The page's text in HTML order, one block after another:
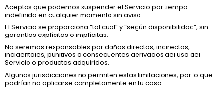
Aceptas que podemos suspender el Servicio por tiempo
indefinido en cualquier momento sin aviso.
El Servicio se proporciona “tal cual” y “según disponibilidad”, sin
garantías explícitas o implícitas.
No seremos responsables por daños directos, indirectos,
incidentales, punitivos o consecuentes derivados del uso del
Servicio o productos adquiridos.
Algunas jurisdicciones no permiten estas limitaciones, por lo que
podrían no aplicarse completamente en tu caso.